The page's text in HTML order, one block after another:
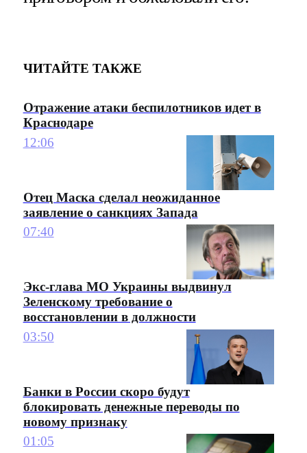
ЧИТАЙТЕ ТАКЖЕ
Отражение атаки беспилотников идет в
Краснодаре
12:06
Отец Маска сделал неожиданное
заявление о санкциях Запада
07:40
Экс-глава МО Украины выдвинул
Зеленскому требование о
восстановлении в должности
03:50
Банки в России скоро будут
блокировать денежные переводы по
новому признаку
01:05